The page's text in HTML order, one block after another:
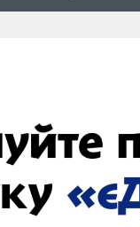
ПРО НАС